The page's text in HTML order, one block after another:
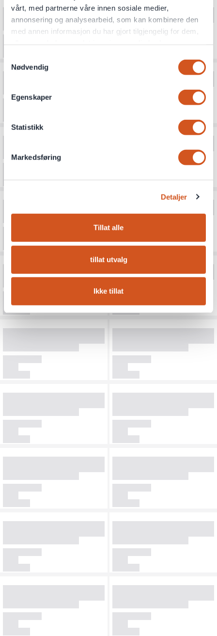
vårt, med partnerne våre innen sosiale medier,
annonsering og analysearbeid, som kan kombinere den
med annen informasjon du har gjort tilgjengelig for dem,
Nødvendig
Egenskaper
Statistikk
Markedsføring
Detaljer
Tillat alle
tillat utvalg
Ikke tillat